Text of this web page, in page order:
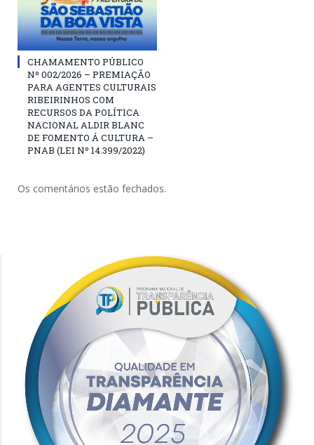
CHAMAMENTO PÚBLICO
Nº 002/2026 – PREMIAÇÃO
PARA AGENTES CULTURAIS
RIBEIRINHOS COM
RECURSOS DA POLÍTICA
NACIONAL ALDIR BLANC
DE FOMENTO Á CULTURA –
PNAB (LEI Nº 14.399/2022)
Os comentários estão fechados.